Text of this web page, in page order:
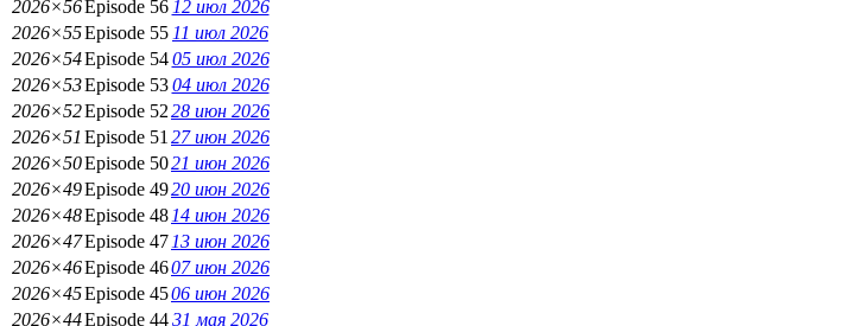
2026×56Episode 56 12 июл 2026
2026×55Episode 55 11 июл 2026
2026×54Episode 5405 июл 2026
2026×53Episode 5304 июл 2026
2026×52Episode 5228 июн 2026
2026×51 Episode 51 27 июн 2026
2026×50Episode 5021 июн 2026
2026×49Episode 4920 июн 2026
2026×48Episode 48 14 июн 2026
2026×47Episode 47 13 июн 2026
2026×46Episode 4607 июн 2026
2026×45Episode 4506 июн 2026
2026×44Episode 4431 мая 2026